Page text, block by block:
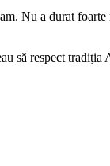
Nu a durat
să respect tradiţia